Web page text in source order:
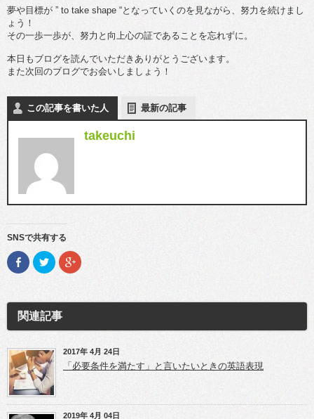
夢や目標が ” to take shape “となっていくのを見ながら、努力を続けまし
ょう！
その一歩一歩が、努力と向上心の証であることを忘れずに。
本日もブログを読んでいただきありがとうございます。
また次回のブログでお会いしましょう！
この記事を書いた人 最新の記事
takeuchi
SNSで共有する
F
a
o
o
k
で
(新
し
い
ウ
ィ
ン
ド
ウ
ク
リ
て
T
w
i
e
r
で
共
有
(新
し
い
ク
リ
て
o
e
+
で
し
い
関連記事
2017年 4月 24日
「必要条件を満たす」と言いたいときの英語表現
2019年 4月 04日